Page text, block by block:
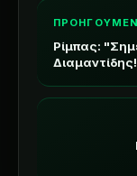
Ρίμπας: